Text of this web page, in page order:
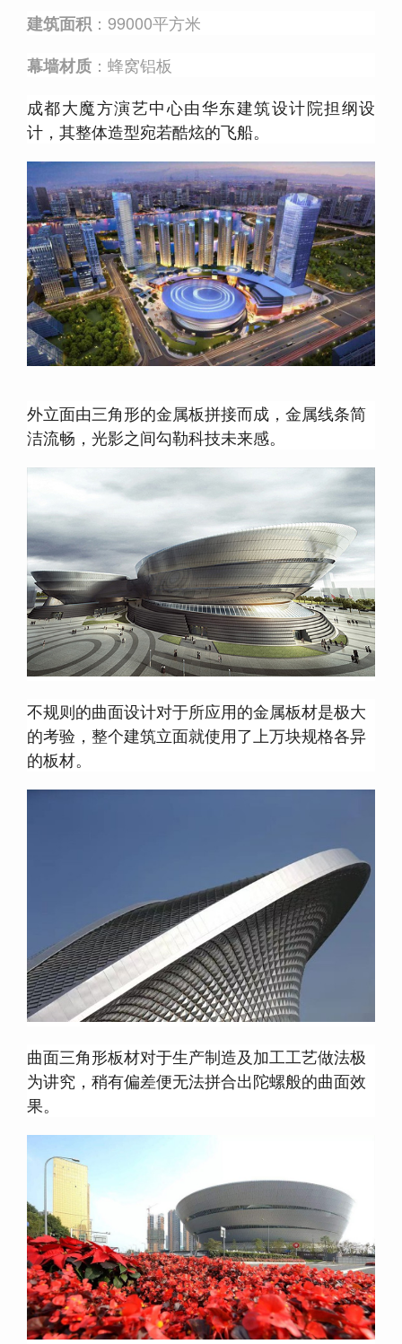
建筑面积 ：99000平方米
幕墙材质 ：蜂窝铝板
成都大魔方演艺中心由华东建筑设计院担纲设
计，其整体造型宛若酷炫的飞船。
外立面由三角形的金属板拼接而成，金属线条简
洁流畅，光影之间勾勒科技未来感。
不规则的曲面设计对于所应用的金属板材是极大
的考验，整个建筑立面就使用了上万块规格各异
的板材。
曲面三角形板材对于生产制造及加工工艺做法极
为讲究，稍有偏差便无法拼合出陀螺般的曲面效
果。